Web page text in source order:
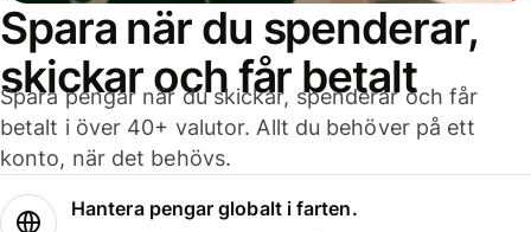
Spara när du spenderar,
skickar och får betalt
Spara pengar när du skickar, spenderar och får
betalt i över 40+ valutor. Allt du behöver på ett
konto, när det behövs.
Hantera pengar globalt i farten.